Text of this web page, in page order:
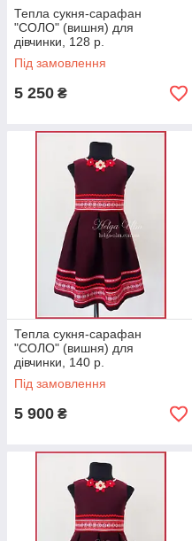
Тепла сукня-сарафан
"СОЛО" (вишня) для
дівчинки, 128 р.
Під замовлення
5 250 ₴
Тепла сукня-сарафан
"СОЛО" (вишня) для
дівчинки, 140 р.
Під замовлення
5 900 ₴